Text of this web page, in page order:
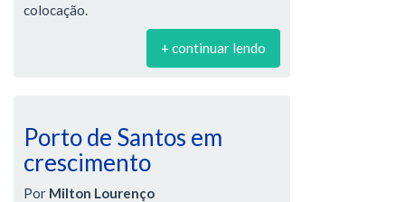
colocação.
+ continuar lendo
Porto de Santos em
crescimento
Por Milton Lourenço